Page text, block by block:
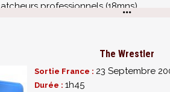
professionnels (18mns)
The Wrestler
Sortie France : 23 Septembre
Durée : 1h45